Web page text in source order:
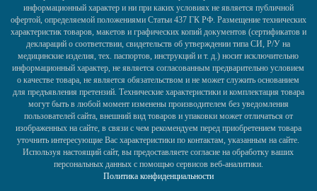
информационный характер и ни при каких условиях не является публичной
офертой, определяемой положениями Статьи 437 ГК РФ. Размещение технических
характеристик товаров, макетов и графических копий документов (сертификатов и
деклараций о соответствии, свидетельств об утверждении типа СИ, Р/У на
медицинские изделия, тех. паспортов, инструкций и т. д.) носит исключительно
информационный характер, не является согласованным предварительно условием
о качестве товара, не является обязательством и не может служить основанием
для предъявления претензий. Технические характеристики и комплектация товара
могут быть в любой момент изменены производителем без уведомления
пользователей сайта, внешний вид товаров и упаковки может отличаться от
изображенных на сайте, в связи с чем рекомендуем перед приобретением товара
уточнить интересующие Вас характеристики по контактам, указанным на сайте.
Используя настоящий сайт, вы предоставляете согласие на обработку ваших
персональных данных с помощью сервисов веб-аналитики.
Политика конфиденциальности